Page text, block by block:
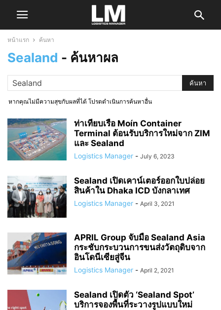
หน้าแรก ค้นหา
Sealand - ค้นหาผล
หากคุณไม่มีความสุขกับผลที่ได้ โปรดดำเนินการค้นหาอื่น
ท่าเทียบเรือ Moín Container
Terminal ต้อนรับบริการใหม่จาก ZIM
และ Sealand
Logistics Manager - July 6, 2023
Sealand เปิดเคาน์เตอร์ออกใบปล่อย
สินค้าใน Dhaka ICD บังกลาเทศ
Logistics Manager - April 3, 2021
APRIL Group จับมือ Sealand Asia
กระชับกระบวนการขนส่งวัตถุดิบจาก
อินโดนีเซียสู่จีน
Logistics Manager - April 2, 2021
Sealand เปิดตัว ‘Sealand Spot’
บริการจองพื้นที่ระวางรูปแบบใหม่